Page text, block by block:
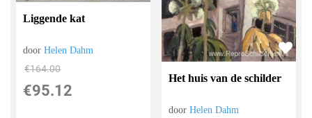
Liggende kat
doorHelen Dahm
€164.00
€95.12
Het huis van de schilder
doorHelen Dahm